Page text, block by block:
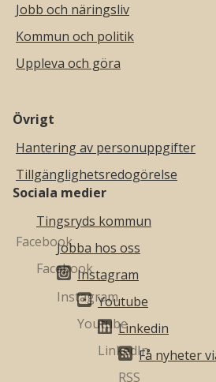
Jobb och näringsliv
Kommun och politik
Uppleva och göra
Övrigt
Hantering av personuppgifter
Tillgänglighetsredogörelse
Sociala medier
Tingsryds kommun
Jobba hos oss
Instagram
Youtube
Linkedin
Få nyheter